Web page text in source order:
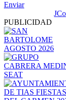
Enviar
PUBLICIDAD